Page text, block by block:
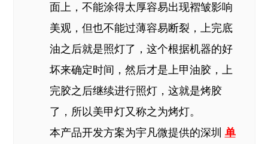
面上，不能涂得太厚容易出现褶皱影响
美观，但也不能过薄容易断裂，上完底
油之后就是照灯了，这个根据机器的好
坏来确定时间，然后才是上甲油胶，上
完胶之后继续进行照灯，这就是烤胶
了，所以美甲灯又称之为烤灯。
本产品开发方案为宇凡微提供的深圳 单